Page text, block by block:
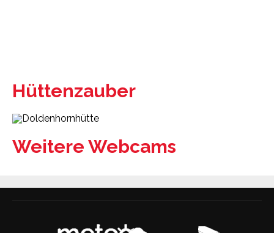
Hüttenzauber
Weitere Webcams